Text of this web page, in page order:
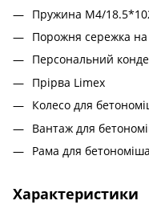
Пружина M4/
Порожня сережка на
Персональний
Прірва Limex
Колесо для
Вантаж для
Рама для
Характеристики